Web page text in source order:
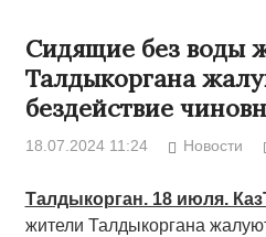
Сидящие без воды
Талдыкоргана
бездействие
18.07.2024 11:24 Новости
Талдыкорган. 18 июля.
жители Талдыкоргана